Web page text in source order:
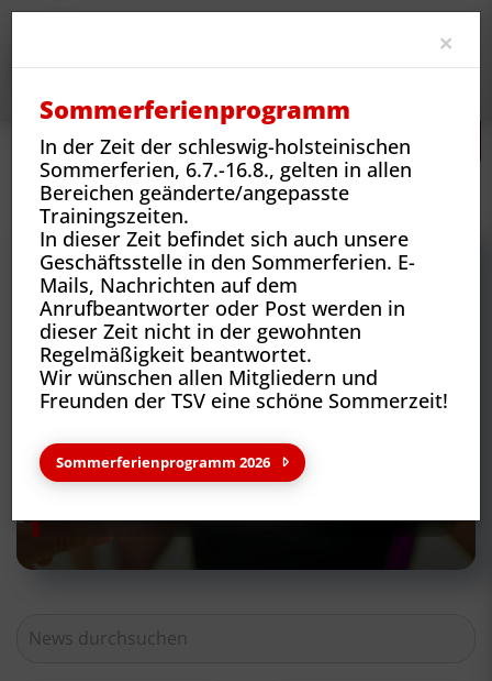
Neues
Vereins-News
Einladung zum Sommerabend der Vereinsjugend
×
Sommerferienprogramm
In der Zeit der schleswig-holsteinischen
Sommerferien, 6.7.-16.8., gelten in allen
Bereichen geänderte/angepasste
Trainingszeiten.
In dieser Zeit befindet sich auch unsere
Geschäftsstelle in den Sommerferien. E-
Mails, Nachrichten auf dem
Anrufbeantworter oder Post werden in
dieser Zeit nicht in der gewohnten
Regelmäßigkeit beantwortet.
Wir wünschen allen Mitgliedern und
Freunden der TSV eine schöne Sommerzeit!
Sommerferienprogramm 2026